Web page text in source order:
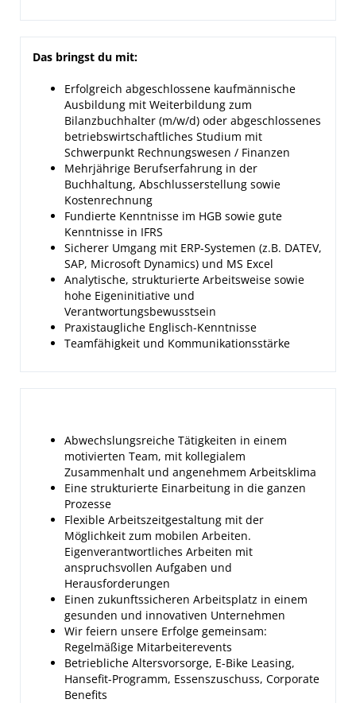
Das bringst du mit:
Erfolgreich abgeschlossene kaufmännische
Ausbildung mit Weiterbildung zum
Bilanzbuchhalter (m/w/d) oder abgeschlossenes
betriebswirtschaftliches Studium mit
Schwerpunkt Rechnungswesen / Finanzen
Mehrjährige Berufserfahrung in der
Buchhaltung, Abschlusserstellung sowie
Kostenrechnung
Fundierte Kenntnisse im HGB sowie gute
Kenntnisse in IFRS
Sicherer Umgang mit ERP-Systemen (z.B. DATEV,
SAP, Microsoft Dynamics) und MS Excel
Analytische, strukturierte Arbeitsweise sowie
hohe Eigeninitiative und
Verantwortungsbewusstsein
Praxistaugliche Englisch-Kenntnisse
Teamfähigkeit und Kommunikationsstärke
Abwechslungsreiche Tätigkeiten in einem
motivierten Team, mit kollegialem
Zusammenhalt und angenehmem Arbeitsklima
Eine strukturierte Einarbeitung in die ganzen
Prozesse
Flexible Arbeitszeitgestaltung mit der
Möglichkeit zum mobilen Arbeiten.
Eigenverantwortliches Arbeiten mit
anspruchsvollen Aufgaben und
Herausforderungen
Einen zukunftssicheren Arbeitsplatz in einem
gesunden und innovativen Unternehmen
Wir feiern unsere Erfolge gemeinsam:
Regelmäßige Mitarbeiterevents
Betriebliche Altersvorsorge, E-Bike Leasing,
Hansefit-Programm, Essenszuschuss, Corporate
Benefits